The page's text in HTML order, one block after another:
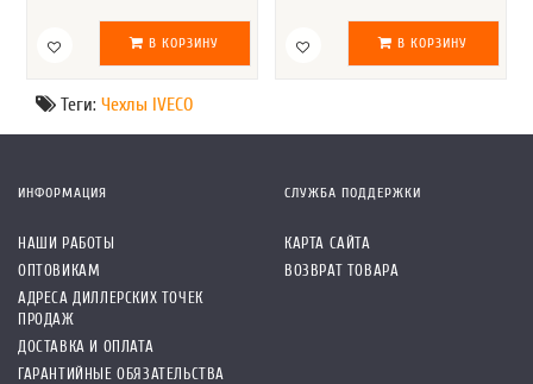
В КОРЗИНУ В КОРЗИНУ
Теги: Чехлы IVECO
ИНФОРМАЦИЯ
НАШИ РАБОТЫ
ОПТОВИКАМ
АДРЕСА ДИЛЛЕРСКИХ ТОЧЕК
ПРОДАЖ
ДОСТАВКА И ОПЛАТА
ГАРАНТИЙНЫЕ ОБЯЗАТЕЛЬСТВА
СЛУЖБА ПОДДЕРЖКИ
КАРТА САЙТА
ВОЗВРАТ ТОВАРА